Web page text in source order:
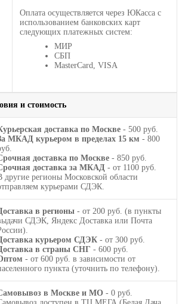
Оплата осуществляется через ЮКасса с
использованием банковских карт
следующих платежных систем:
МИР
СБП
MasterCard, VISA
и стоимость
доставка по Москве - 500 руб.
МКАД курьером в пределах 15 км - 800
доставка по Москве - 850 руб.
доставка за МКАД - от 1100 руб.
другие регионы Московской области
курьерами СДЭК.
в регионы - от 200 руб. (в пункты
СДЭК, Яндекс Доставка или Почта
курьером СДЭК - от 300 руб.
в страны СНГ - 600 руб.
- от 600 руб. в зависимости от
пункта (уточнить по телефону).
в Москве и МО - 0 руб.